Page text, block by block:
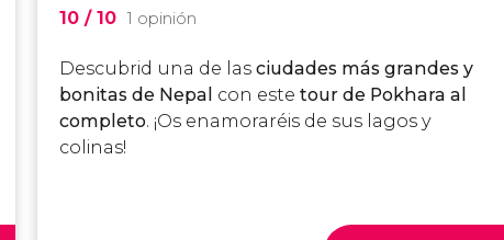
10 / 10 1 opinión
Descubrid una de las ciudades más grandes y
bonitas de Nepal con este tour de Pokhara al
completo. ¡Os enamoraréis de sus lagos y
colinas!